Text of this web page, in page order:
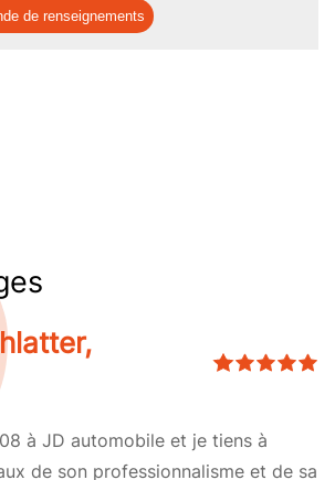
de renseignements
à JD automobile et je tiens à
de son professionnalisme et de sa